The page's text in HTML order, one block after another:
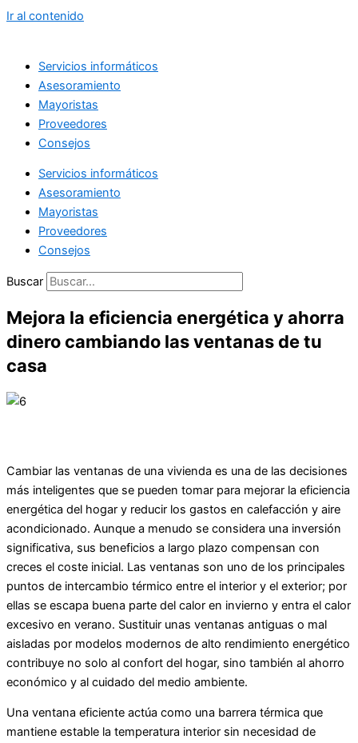
Ir al contenido
Servicios informáticos
Asesoramiento
Mayoristas
Proveedores
Consejos
Servicios informáticos
Asesoramiento
Mayoristas
Proveedores
Consejos
Buscar
Mejora la eficiencia energética y ahorra
dinero cambiando las ventanas de tu
casa
Cambiar las ventanas de una vivienda es una de las decisiones
más inteligentes que se pueden tomar para mejorar la eficiencia
energética del hogar y reducir los gastos en calefacción y aire
acondicionado. Aunque a menudo se considera una inversión
significativa, sus beneficios a largo plazo compensan con
creces el coste inicial. Las ventanas son uno de los principales
puntos de intercambio térmico entre el interior y el exterior; por
ellas se escapa buena parte del calor en invierno y entra el calor
excesivo en verano. Sustituir unas ventanas antiguas o mal
aisladas por modelos modernos de alto rendimiento energético
contribuye no solo al confort del hogar, sino también al ahorro
económico y al cuidado del medio ambiente.
Una ventana eficiente actúa como una barrera térmica que
mantiene estable la temperatura interior sin necesidad de